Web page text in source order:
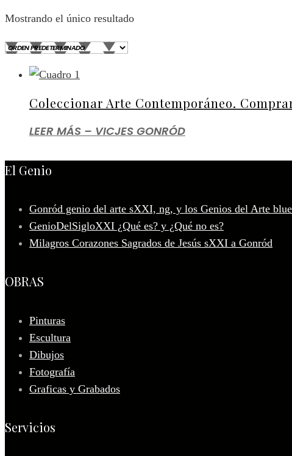
Mostrando el único resultado
Coleccionar Arte Contemporáneo.
LEER MÁS – VICJES GONRÓD
El Genio
Gonród genio del arte sXXI, ng, y los Genios del Arte
GenioDelSigloXXI ¿Qué es? y ¿Qué no es?
Milagros Corazones Sagrados de Jesús sXXI a Gonród
OBRAS
Pinturas
Escultura
Dibujos
Fotografía
Graficas y Grabados
Servicios